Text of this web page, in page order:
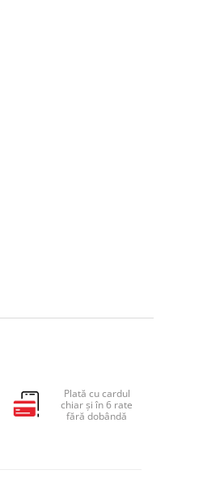
Plată cu cardul
chiar și în 6 rate
fără dobândă